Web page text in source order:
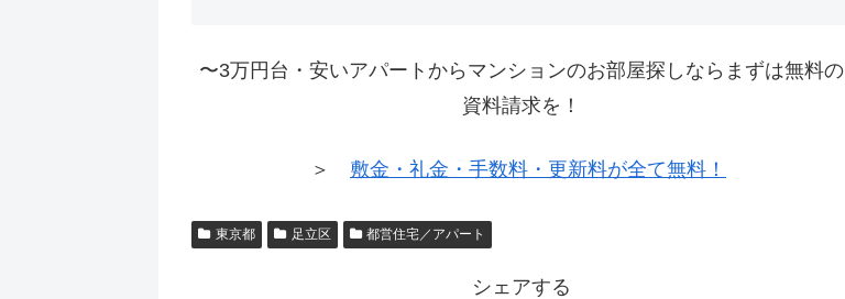
〜3万円台・安いアパートからマンションのお部屋探しならまずは無料の
資料請求を！
＞ 敷金・礼金・手数料・更新料が全て無料！
東京都 足立区 都営住宅／アパート
シェアする